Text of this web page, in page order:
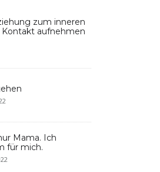
zum inneren
Kontakt aufnehmen
Mama. Ich
für mich.